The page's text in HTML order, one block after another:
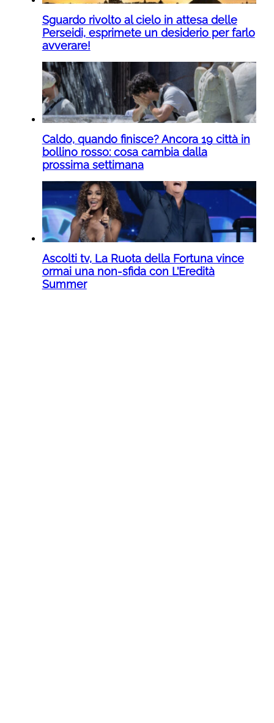
Sguardo rivolto al cielo in attesa delle
Perseidi, esprimete un desiderio per farlo
avverare!
Caldo, quando finisce? Ancora 19 città in
bollino rosso: cosa cambia dalla
prossima settimana
Ascolti tv, La Ruota della Fortuna vince
ormai una non-sfida con L’Eredità
Summer